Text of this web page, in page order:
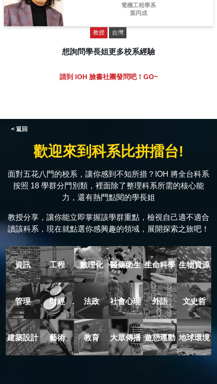
電機工程學系
葉丙成
教授 台灣
想詢問學長姐更多校系經驗
請到 IOH 臉書社團發問吧！GO~
< 返回
歡迎來到科系比拼擂台!
面對五花八門的校系，讓你感到不知所措？IOH 將全台科系
按照 18 學群分門別類，裡面除了整理科系所需的核心能
力，還有熱門點閱的學長姐
教授分享，讓你能立即掌握該學群重點，檢視自己適不適合
讀該科系，現在就點選你感興趣的領域，展開探索之旅吧！
資訊 工程 數理化 醫藥衛生 生命科學 生物資源
管理 財經 法政 社會心理 外語 文史哲
建築設計 藝術 教育 大眾傳播 遊憩運動 地球環境